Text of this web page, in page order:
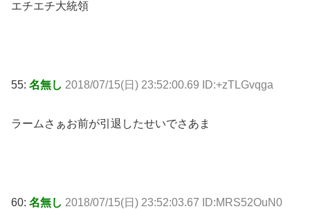
エチエチ大統領
55: 名無し 2018/07/15(日) 23:52:00.69 ID:+zTLGvqga
ラームさぁお前が引退したせいでさあま
60: 名無し 2018/07/15(日) 23:52:03.67 ID:MRS52OuN0